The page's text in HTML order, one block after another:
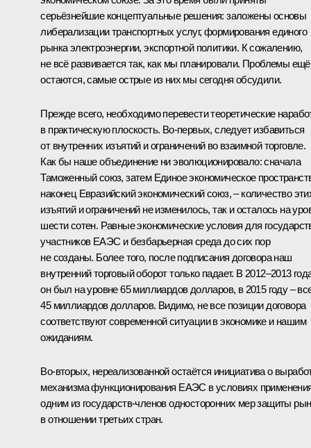
серьёзнейшие концептуальные решения: заложены основы
либерализации транспортных услуг, формирования единого
рынка электроэнергии, экспортной политики. К сожалению,
не всё развивается так, как мы планировали. Проблемы ещё
остаются, самые острые из них мы сегодня обсудили.
Прежде всего, необходимо перевести теоретические
в практическую плоскость. Во‑первых, следует избавиться
от внутренних изъятий и ограничений во взаимной торговле.
Как бы наше объединение ни эволюционировало: сначала
Таможенный союз, затем Единое экономическое
наконец Евразийский экономический союз, – количество
изъятий и ограничений не изменилось, так и осталось на
шести сотен. Равные экономические условия для
участников ЕАЭС и безбарьерная среда до сих пор
не созданы. Более того, после подписания договора наш
внутренний торговый оборот только падает. В 2012–2013
он был на уровне 65 миллиардов долларов, в 2015 году –
45 миллиардов долларов. Видимо, не все позиции договора
соответствуют современной ситуации в экономике и нашим
ожиданиям.
Во‑вторых, нереализованной остаётся инициатива о
механизма функционирования ЕАЭС в условиях
одним из государств-членов односторонних мер защиты
в отношении третьих стран.